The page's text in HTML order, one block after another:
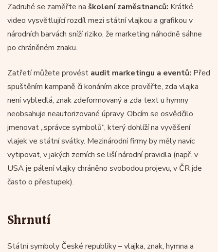
Zadruhé se zaměřte na školení zaměstnanců: Krátké
video vysvětlující rozdíl mezi státní vlajkou a grafikou v
národních barvách sníží riziko, že marketing náhodně sáhne
po chráněném znaku.
Zatřetí můžete provést audit marketingu a eventů: Před
spuštěním kampaně či konáním akce prověřte, zda vlajka
není vybledlá, znak zdeformovaný a zda text u hymny
neobsahuje neautorizované úpravy. Obcím se osvědčilo
jmenovat „správce symbolů“, který dohlíží na vyvěšení
vlajek ve státní svátky. Mezinárodní firmy by měly navíc
vytipovat, v jakých zemích se liší národní pravidla (např. v
USA je pálení vlajky chráněno svobodou projevu, v ČR jde
často o přestupek).
Shrnutí
Státní symboly České republiky – vlajka, znak, hymna a